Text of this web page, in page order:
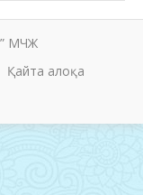
МЧЖ
Қайта алоқа